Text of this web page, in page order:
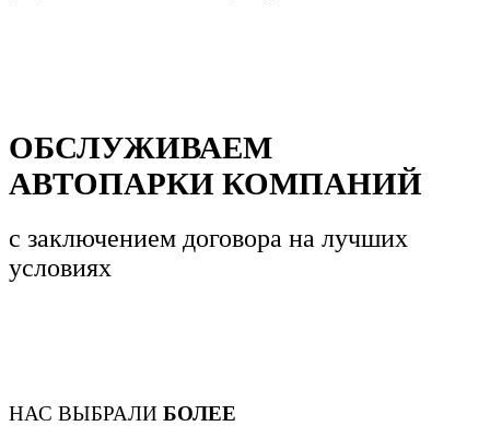
ОБСЛУЖИВАЕМ
АВТОПАРКИ КОМПАНИЙ
с заключением договора на лучших
условиях
НАС ВЫБРАЛИ БОЛЕЕ